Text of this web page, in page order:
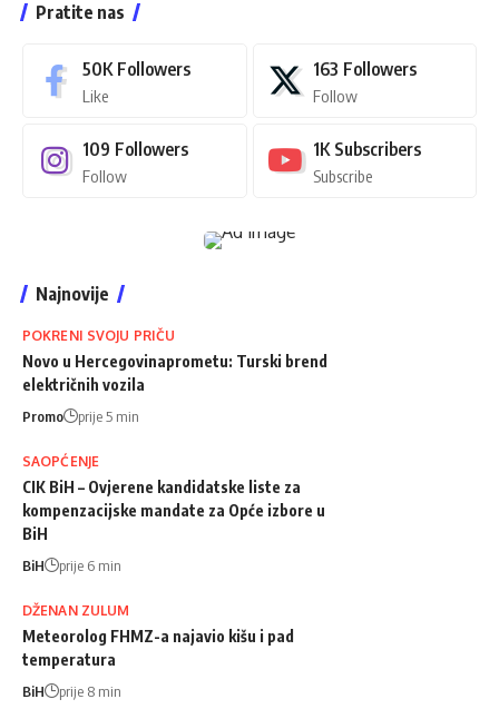
Pratite nas
50K Followers
Like
163 Followers
Follow
109 Followers
Follow
1K Subscribers
Subscribe
Najnovije
POKRENI SVOJU PRIČU
Novo u Hercegovinaprometu: Turski brend
električnih vozila
Promo prije 5 min
SAOPĆENJE
CIK BiH – Ovjerene kandidatske liste za
kompenzacijske mandate za Opće izbore u
BiH
BiH prije 6 min
DŽENAN ZULUM
Meteorolog FHMZ-a najavio kišu i pad
temperatura
BiH prije 8 min